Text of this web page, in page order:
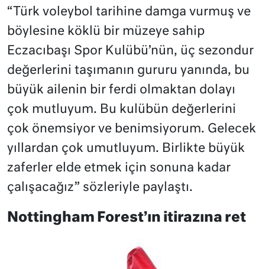
“Türk voleybol tarihine damga vurmuş ve
böylesine köklü bir müzeye sahip
Eczacıbaşı Spor Kulübü’nün, üç sezondur
değerlerini taşımanın gururu yanında, bu
büyük ailenin bir ferdi olmaktan dolayı
çok mutluyum. Bu kulübün değerlerini
çok önemsiyor ve benimsiyorum. Gelecek
yıllardan çok umutluyum. Birlikte büyük
zaferler elde etmek için sonuna kadar
çalışacağız” sözleriyle paylaştı.
Nottingham Forest’ın itirazına ret